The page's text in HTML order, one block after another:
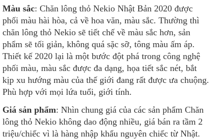
Màu sắc: Chăn lông thỏ Nekio Nhật Bản 2020 được
phối màu hài hòa, cả về hoa văn, màu sắc. Thường thì
chăn lông thỏ Nekio sẽ tiết chế về màu sắc hơn, sản
phẩm sẽ tối giản, không quá sặc sỡ, tông màu ấm áp.
Thiết kế 2020 lại là một bước đột phá trong công nghệ
phối màu, màu sắc được đa dạng, họa tiết sắc nét, bắt
kịp xu hướng màu của thế giới đang rất được ưa chuộng.
Phù hợp với mọi lứa tuổi, giới tính.
Giá sản phẩm: Nhìn chung giá của các sản phẩm Chăn
lông thỏ Nekio không dao động nhiều, giá bán ra tầm 2
triệu/chiếc vì là hàng nhập khẩu nguyên chiếc từ Nhật.